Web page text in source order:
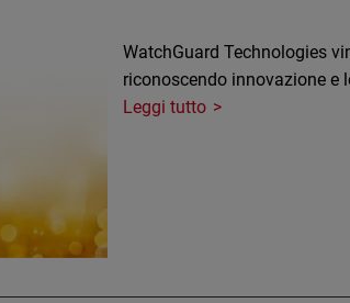
WatchGuard Technologies
riconoscendo innovazione e
Leggi tutto